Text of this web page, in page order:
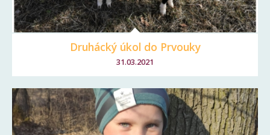
Druhácký úkol do Prvouky
31.03.2021